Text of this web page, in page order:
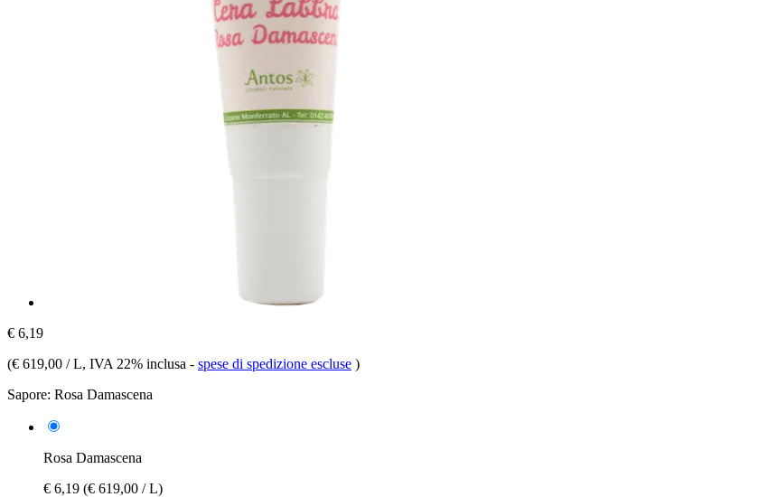
€ 6,19
(€ 619,00 / L, IVA 22% inclusa - spese di spedizione escluse )
Sapore: Rosa Damascena
Rosa Damascena
€ 6,19 (€ 619,00 / L)